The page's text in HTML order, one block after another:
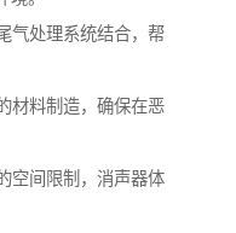
气处理系统结合，帮
材料制造，确保在恶
空间限制，消声器体